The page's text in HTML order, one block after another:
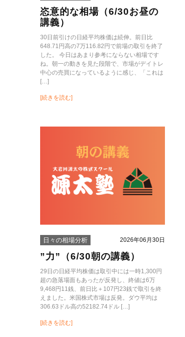
恣意的な相場（6/30お昼の
講義）
30日前引けの日経平均株価は続伸。前日比
648.71円高の7万116.82円で前場の取引を終了
した。 今日はあまり参考にならない相場です
ね。朝一の動きを見た段階で、市場がデイトレ
中心の売買になっているように感じ、「これは
[…]
[続きを読む]
日々の相場分析 2026年06月30日
”力”（6/30朝の講義）
29日の日経平均株価は取引中には一時1,300円
超の急落場面もあったが反発し、終値は6万
9,468円11銭、前日比＋107円23銭で取引を終
えました。米国株式市場は反発。ダウ平均は
306.63ドル高の52182.74ドル […]
[続きを読む]